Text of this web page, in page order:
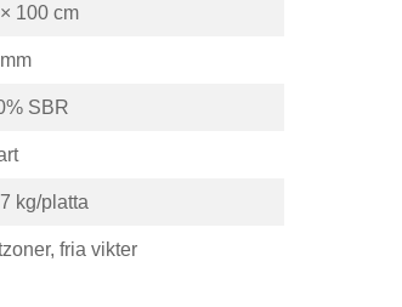
100 cm
SBR
kg/platta
fria vikter